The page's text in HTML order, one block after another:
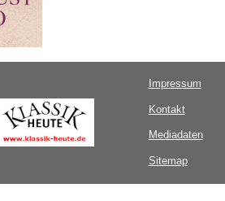
Impressum
Kontakt
Mediadaten
Sitemap